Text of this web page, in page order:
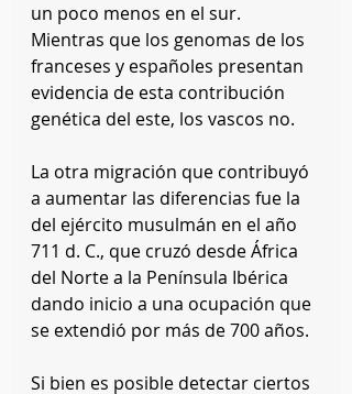
un poco menos en el sur.
Mientras que los genomas de los
franceses y españoles presentan
evidencia de esta contribución
genética del este, los vascos no.
La otra migración que contribuyó
a aumentar las diferencias fue la
del ejército musulmán en el año
711 d. C., que cruzó desde África
del Norte a la Península Ibérica
dando inicio a una ocupación que
se extendió por más de 700 años.
Si bien es posible detectar ciertos